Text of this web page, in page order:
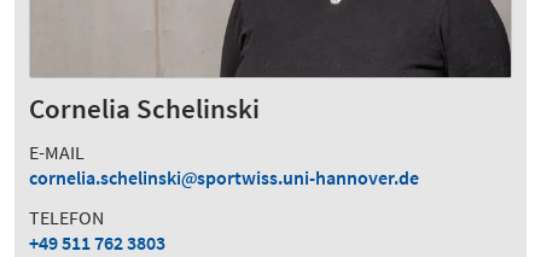
Cornelia Schelinski
E-MAIL
cornelia.schelinski
sportwiss.uni-hannover.de
TELEFON
+49 511 762 3803